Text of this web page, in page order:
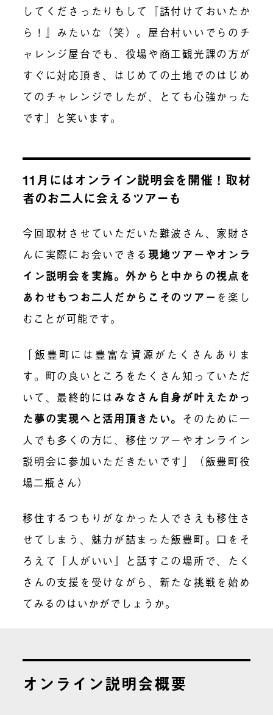
してくださったりもして『話付けておいたか
ら！』みたいな（笑）。屋台村いいでらのチ
ャレンジ屋台でも、役場や商工観光課の方が
すぐに対応頂き、はじめての土地でのはじめ
てのチャレンジでしたが、とても心強かった
です」と笑います。
11月にはオンライン説明会を開催！取材
者のお二人に会えるツアーも
今回取材させていただいた難波さん、家財さ
んに実際にお会いできる現地ツアーやオンラ
イン説明会を実施。外からと中からの視点を
あわせもつお二人だからこそのツアー を楽し
むことが可能です。
「飯豊町には豊富な資源がたくさんありま
す。町の良いところをたくさん知っていただ
いて、最終的には みなさん自身が叶えたかっ
た夢の実現へと活用頂きたい。 そのために一
人でも多くの方に、移住ツアーやオンライン
説明会に参加いただきたいです」（飯豊町役
場二瓶さん）
移住するつもりがなかった人でさえも移住さ
せてしまう、魅力が詰まった飯豊町。口をそ
ろえて「人がいい」と話すこの場所で、たく
さんの支援を受けながら、新たな挑戦を始め
てみるのはいかがでしょうか。
オンライン説明会概要